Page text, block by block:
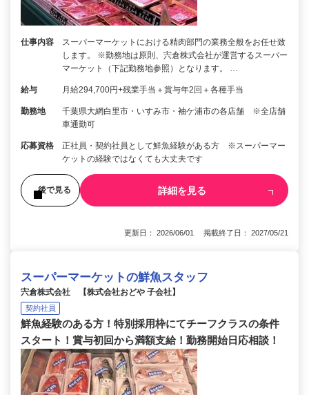
仕事内容
スーパーマーケットにおける精肉部門の業務全般をお任せ致
します。 ※勤務地は原則、宍倉株式会社が運営するスーパー
マーケット（下記勤務地参照）となります。 …
給与 月給294,700円+残業手当＋賞与年2回＋各種手当
勤務地
千葉県大網白里市・いすみ市・袖ケ浦市の各店舗 ※全店舗
車通勤可
応募資格
正社員・契約社員として鮮魚経験がある方 ※スーパーマー
ケットの経験ではなくても大丈夫です
後で見る 詳細を見る
更新日： 2026/06/01 掲載終了日： 2027/05/21
スーパーマーケットの鮮魚スタッフ
宍倉株式会社 【株式会社おどや 子会社】
契約社員
鮮魚経験のある方！特別採用枠にてチーフクラスの条件
スタート！賞与初回から満額支給！勤務開始日応相談！